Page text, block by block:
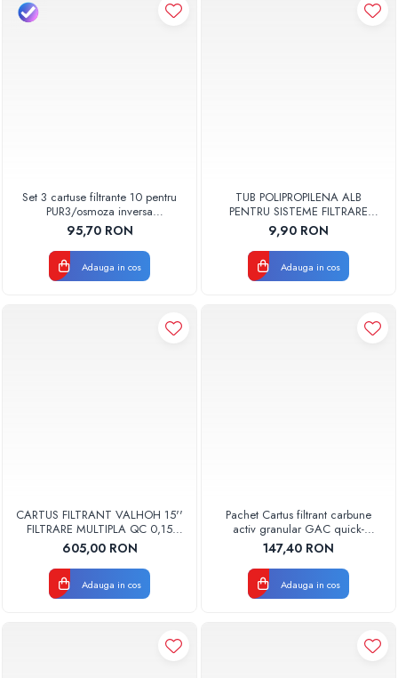
Set 3 cartuse filtrante 10 pentru
PUR3/osmoza inversa
AQUA07000810003 Aquapur
Valhoh Valrom
95,70 RON
Adauga in cos
TUB POLIPROPILENA ALB
PENTRU SISTEME FILTRARE
osmoza 6mm ( 1/4 ) VALROM
9,90 RON
Adauga in cos
CARTUS FILTRANT VALHOH 15''
FILTRARE MULTIPLA QC 0,15
MICRONI
605,00 RON
Adauga in cos
Pachet Cartus filtrant carbune
activ granular GAC quick-
change AQUA07000511000
Aquapur Valhoh Valrom
147,40 RON
Adauga in cos